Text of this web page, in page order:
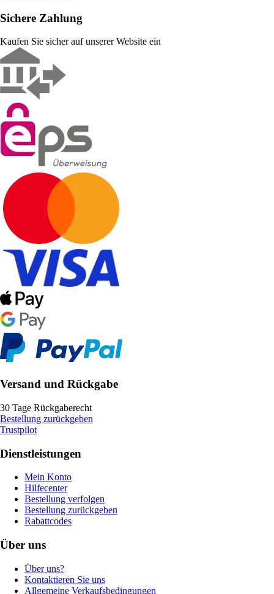
Sichere Zahlung
Kaufen Sie sicher auf unserer Website ein
Versand und Rückgabe
30 Tage Rückgaberecht
Bestellung zurückgeben
Trustpilot
Dienstleistungen
Mein Konto
Hilfecenter
Bestellung verfolgen
Bestellung zurückgeben
Rabattcodes
Über uns
Über uns?
Kontaktieren Sie uns
Allgemeine Verkaufsbedingungen